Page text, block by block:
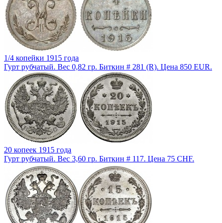
1/4 копейки 1915 года
Гурт рубчатый. Вес 0,82 гр. Биткин # 281 (R). Цена 850 EUR.
20 копеек 1915 года
Гурт рубчатый. Вес 3,60 гр. Биткин # 117. Цена 75 CHF.